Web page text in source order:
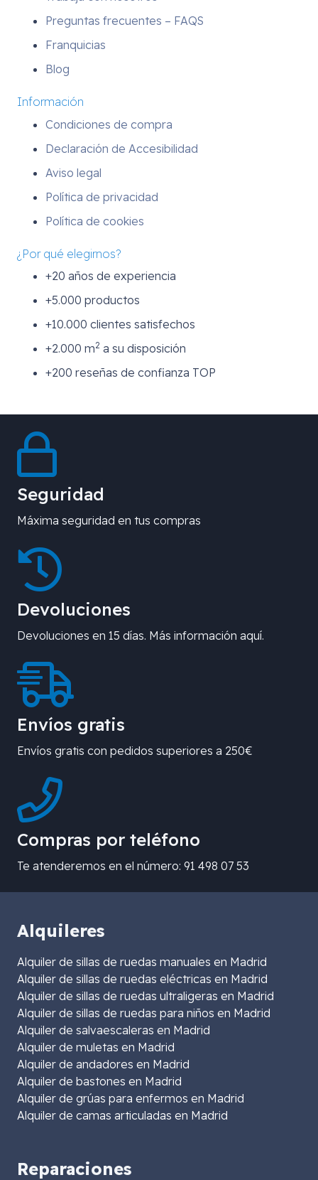
Preguntas frecuentes – FAQS
Franquicias
Blog
Información
Condiciones de compra
Declaración de Accesibilidad
Aviso legal
Política de privacidad
Política de cookies
¿Por qué elegirnos?
+20 años de experiencia
+5.000 productos
+10.000 clientes satisfechos
+2.000 m2 a su disposición
+200 reseñas de confianza TOP
Seguridad
Máxima seguridad en tus compras
Devoluciones
Devoluciones en 15 días. Más información aquí.
Envíos gratis
Envíos gratis con pedidos superiores a 250€
Compras por teléfono
Te atenderemos en el número: 91 498 07 53
Alquileres
Alquiler de sillas de ruedas manuales en Madrid
Alquiler de sillas de ruedas eléctricas en Madrid
Alquiler de sillas de ruedas ultraligeras en Madrid
Alquiler de sillas de ruedas para niños en Madrid
Alquiler de salvaescaleras en Madrid
Alquiler de muletas en Madrid
Alquiler de andadores en Madrid
Alquiler de bastones en Madrid
Alquiler de grúas para enfermos en Madrid
Alquiler de camas articuladas en Madrid
Reparaciones